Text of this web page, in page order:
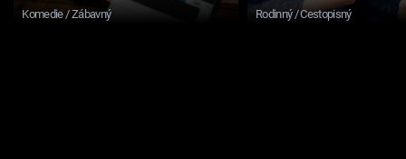
Komedie / Zábavný Rodinný / Cestopisný